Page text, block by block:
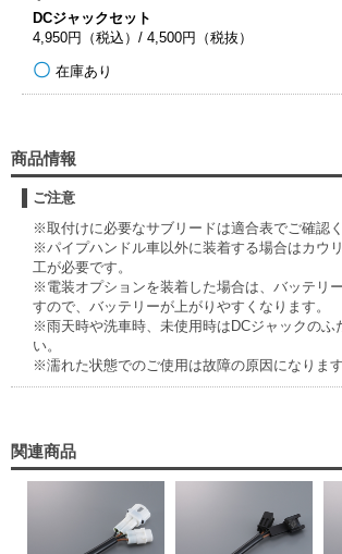
DCジャックセット
4,950円（税込）/ 4,500円（税抜）
在庫あり
商品情報
ご注意
※取付けに必要なサブリードは適合表でご確認く
※パイプハンドル車以外に装着する場合はカウ
工が必要です。
※電装オプションを装着した場合は、バッテリ
すので、バッテリーが上がりやすくなります。
※雨天時や洗車時、未使用時はDCジャックのふ
い。
※濡れた状態でのご使用は故障の原因になります
関連商品